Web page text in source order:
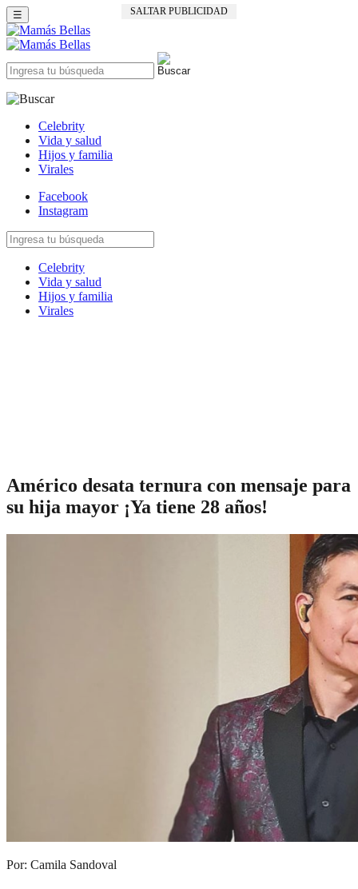
SALTAR PUBLICIDAD
☰
Celebrity
Vida y salud
Hijos y familia
Virales
Facebook
Instagram
Celebrity
Vida y salud
Hijos y familia
Virales
Américo desata ternura con mensaje para
su hija mayor ¡Ya tiene 28 años!
Por: Camila Sandoval